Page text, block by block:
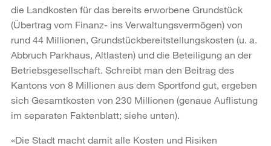
die Landkosten für das bereits erworbene Grundstück
(Übertrag vom Finanz- ins Verwaltungsvermögen) von
rund 44 Millionen, Grundstückbereitstellungskosten (u. a.
Abbruch Parkhaus, Altlasten) und die Beteiligung an der
Betriebsgesellschaft. Schreibt man den Beitrag des
Kantons von 8 Millionen aus dem Sportfond gut, ergeben
sich Gesamtkosten von 230 Millionen (genaue Auflistung
im separaten Faktenblatt; siehe unten).
«Die Stadt macht damit alle Kosten und Risiken